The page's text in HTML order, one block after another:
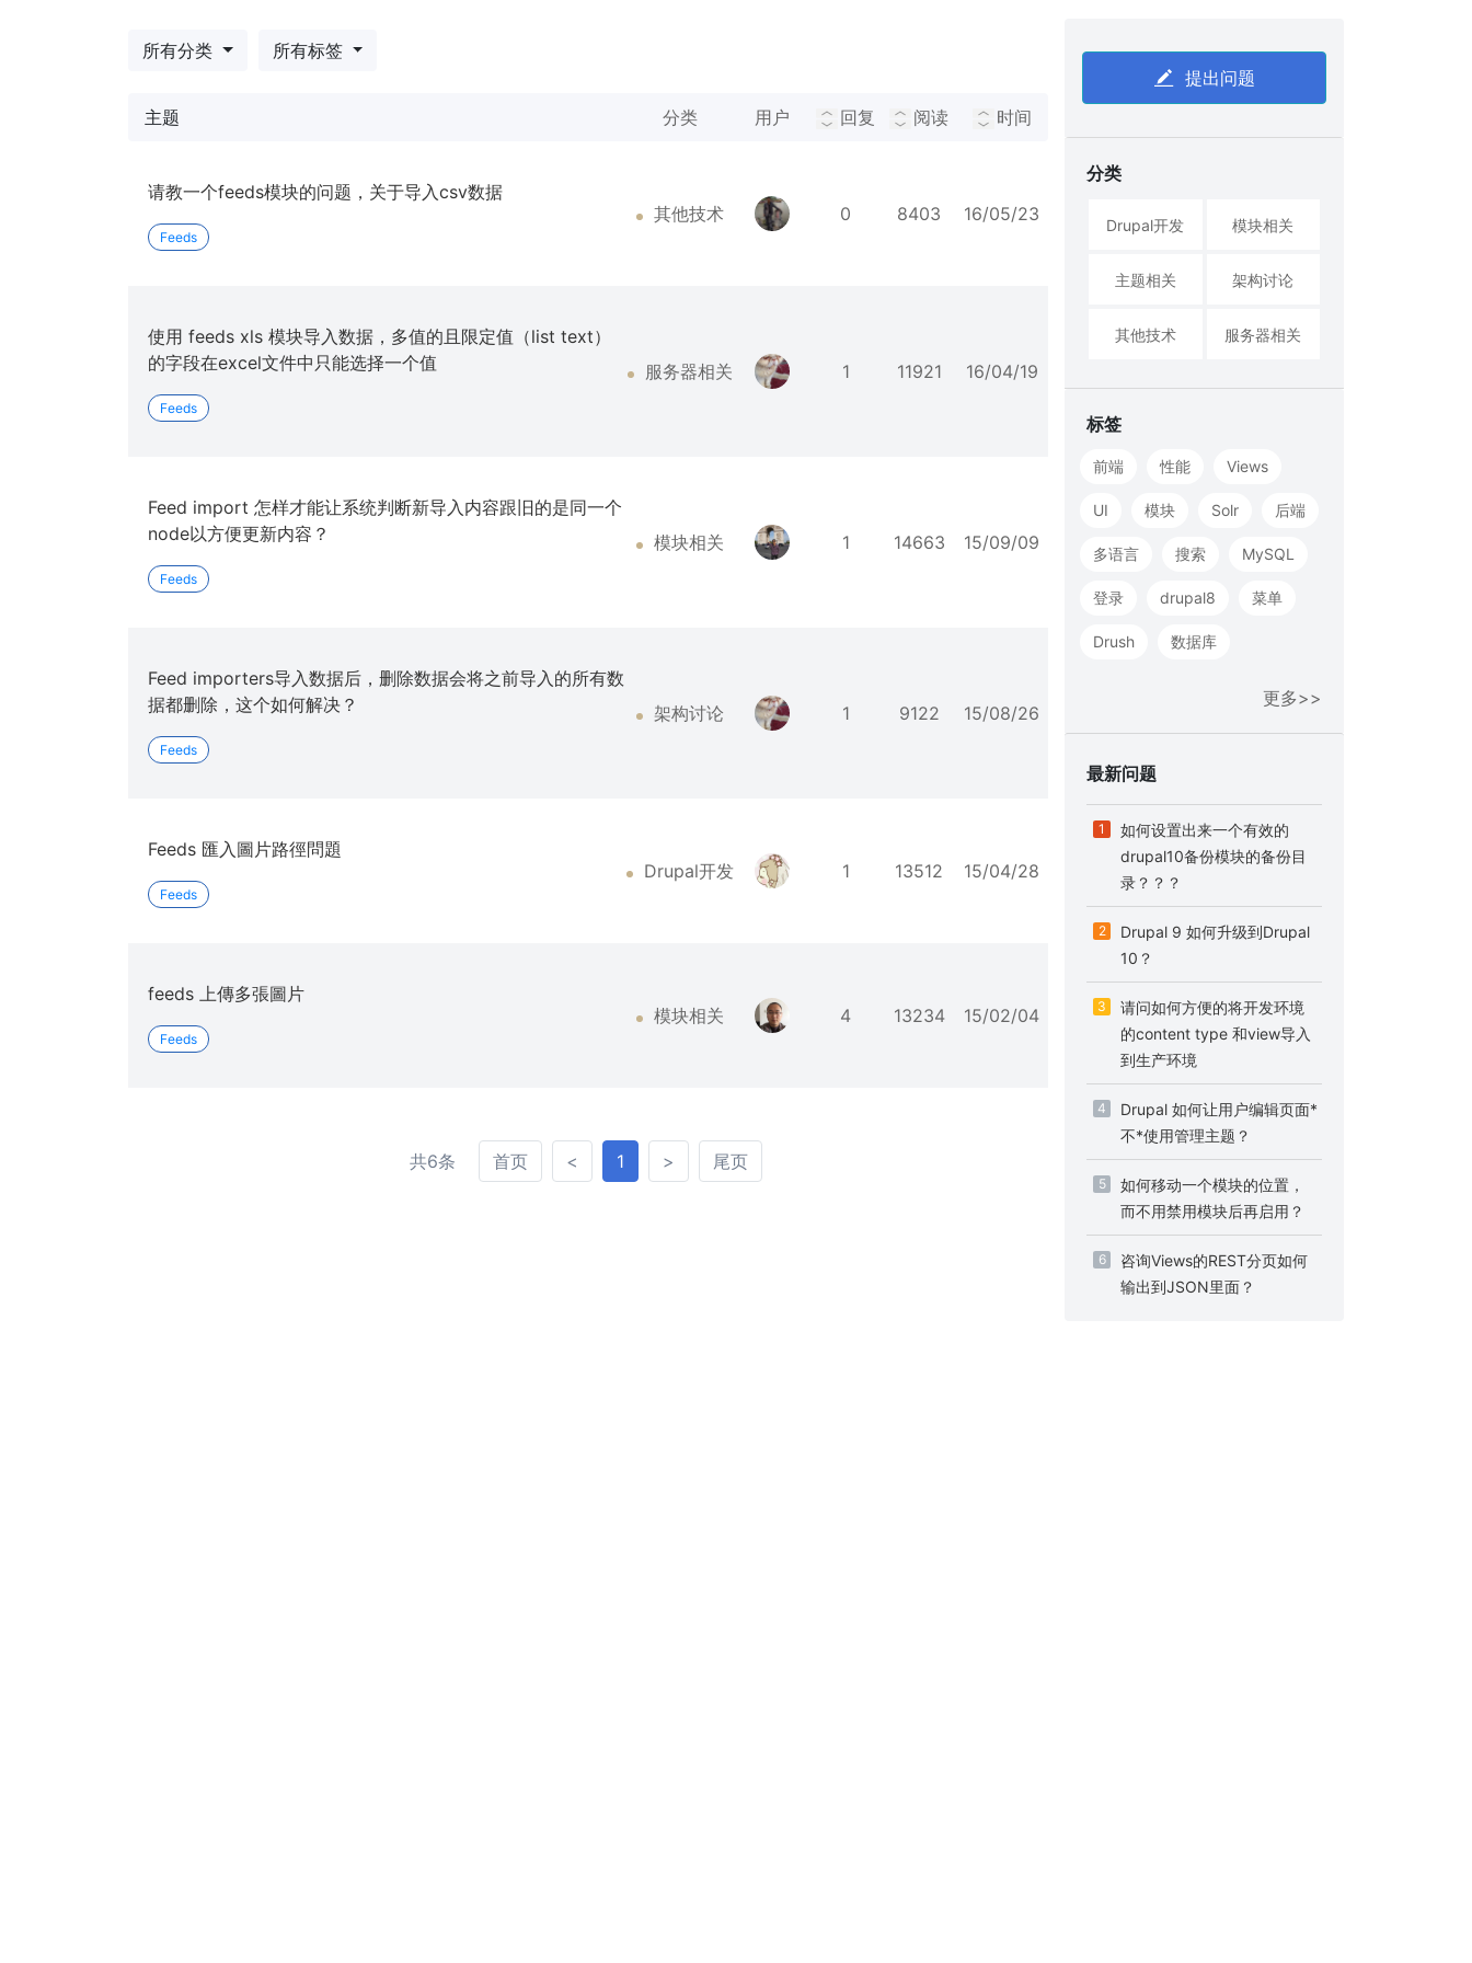
所有分类 所有标签
主题 分类 用户 回复 阅读 时间
请教一个feeds模块的问题，关于导入csv数据
Feeds
其他技术 0 8403 16/05/23
使用 feeds xls 模块导入数据，多值的且限定值（list text）
的字段在excel文件中只能选择一个值
Feeds
服务器相关 1 11921 16/04/19
Feed import 怎样才能让系统判断新导入内容跟旧的是同一个
node以方便更新内容？
Feeds
模块相关 1 14663 15/09/09
Feed importers导入数据后，删除数据会将之前导入的所有数
据都删除，这个如何解决？
Feeds
架构讨论 1 9122 15/08/26
Feeds 匯入圖片路徑問題
Feeds
Drupal开发 1 13512 15/04/28
feeds 上傳多張圖片
Feeds
模块相关 4 13234 15/02/04
共6条 首页首页 < 1 > 尾页尾页
提出问题
分类
Drupal开发 模块相关
主题相关 架构讨论
其他技术 服务器相关
标签
前端 性能 Views
UI 模块 Solr 后端
多语言 搜索 MySQL
登录 drupal8 菜单
Drush 数据库
更多>>
最新问题
1
如何设置出来一个有效的
drupal10备份模块的备份目
录？？？
2
Drupal 9 如何升级到Drupal
10？
3
请问如何方便的将开发环境
的content type 和view导入
到生产环境
4
Drupal 如何让用户编辑页面*
不*使用管理主题？
5
如何移动一个模块的位置，
而不用禁用模块后再启用？
6
咨询Views的REST分页如何
输出到JSON里面？